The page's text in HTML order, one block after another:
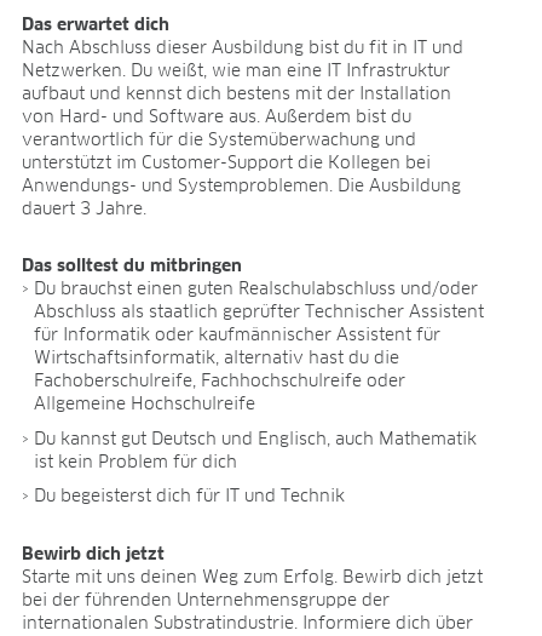
Qualität & Zertifikate
Liefersicherheit
Kontakt
KARRIERE
Stellenangebote
Benefits
Ausbildung und duales Studium
Das sagt unser Team
MEDIATHEK
Anwendungsvideos
Virtual Reality Videos
Produktblätter
Zertifikate
BLOG
BLOG
Das erwartet dich
Nach Abschluss dieser Ausbildung bist du fit in IT und
Netzwerken. Du weißt, wie man eine IT Infrastruktur
aufbaut und kennst dich bestens mit der Installation
von Hard- und Software aus. Außerdem bist du
verantwortlich für die Systemüberwachung und
unterstützt im Customer-Support die Kollegen bei
Anwendungs- und Systemproblemen. Die Ausbildung
dauert 3 Jahre.
Das solltest du mitbringen
Du brauchst einen guten Realschulabschluss und/oder
Abschluss als staatlich geprüfter Technischer Assistent
für Informatik oder kaufmännischer Assistent für
Wirtschaftsinformatik, alternativ hast du die
Fachoberschulreife, Fachhochschulreife oder
Allgemeine Hochschulreife
Du kannst gut Deutsch und Englisch, auch Mathematik
ist kein Problem für dich
Du begeisterst dich für IT und Technik
Bewirb dich jetzt
Starte mit uns deinen Weg zum Erfolg. Bewirb dich jetzt
bei der führenden Unternehmensgruppe der
internationalen Substratindustrie. Informiere dich über